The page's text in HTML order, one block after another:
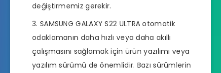
değiştirmemiz gerekir.
SAMSUNG GALAXY S22 ULTRA otomatik
odaklamanın daha hızlı veya daha akıllı
çalışmasını sağlamak için ürün yazılımı veya
yazılım sürümü de önemlidir. Bazı sürümlerin